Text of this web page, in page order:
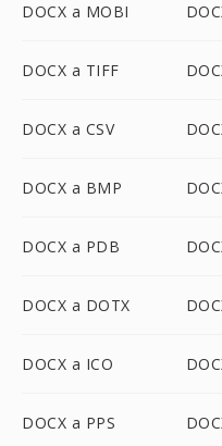
DOCX a MOBI
DOCX a TIFF
DOCX a CSV
DOCX a BMP
DOCX a PDB
DOCX a DOTX
DOCX a ICO
DOCX a PPS